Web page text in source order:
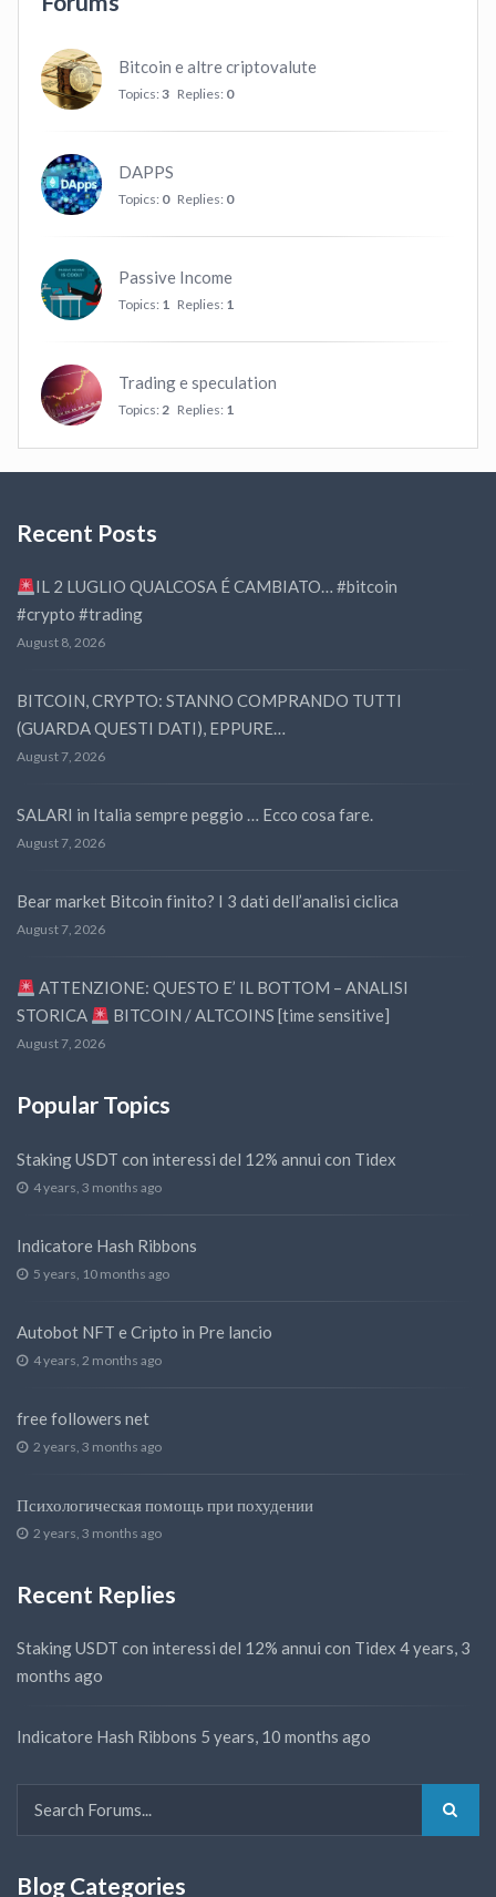
Bitcoin e altre criptovalute
Topics: 3 Replies: 0
DAPPS
Topics: 0 Replies: 0
Passive Income
Topics: 1 Replies: 1
Trading e speculation
Topics: 2 Replies: 1
Recent Posts
IL 2 LUGLIO QUALCOSA É CAMBIATO… #bitcoin
#crypto #trading
August 8, 2026
BITCOIN, CRYPTO: STANNO COMPRANDO TUTTI
(GUARDA QUESTI DATI), EPPURE…
August 7, 2026
SALARI in Italia sempre peggio … Ecco cosa fare.
August 7, 2026
Bear market Bitcoin finito? I 3 dati dell’analisi ciclica
August 7, 2026
ATTENZIONE: QUESTO E’ IL BOTTOM – ANALISI
STORICA
BITCOIN / ALTCOINS [time sensitive]
August 7, 2026
Popular Topics
Staking USDT con interessi del 12% annui con Tidex
4 years, 3 months ago
Indicatore Hash Ribbons
5 years, 10 months ago
Autobot NFT e Cripto in Pre lancio
4 years, 2 months ago
free followers net
2 years, 3 months ago
Психологическая помощь при похудении
2 years, 3 months ago
Recent Replies
Staking USDT con interessi del 12% annui con Tidex 4 years, 3
months ago
Indicatore Hash Ribbons 5 years, 10 months ago
Blog Categories